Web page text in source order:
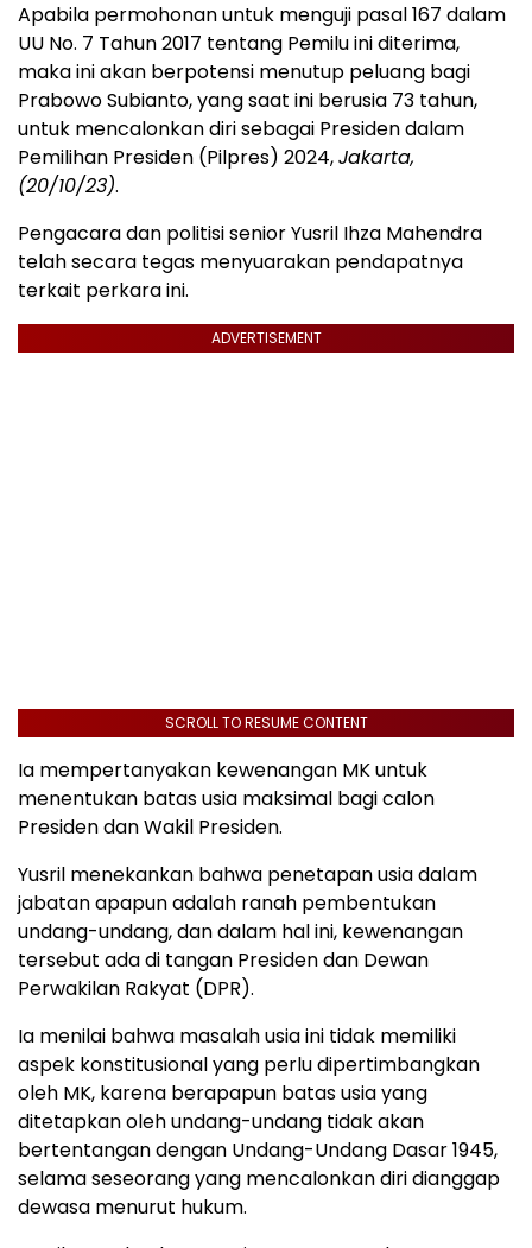
Apabila permohonan untuk menguji pasal 167 dalam
UU No. 7 Tahun 2017 tentang Pemilu ini diterima,
maka ini akan berpotensi menutup peluang bagi
Prabowo Subianto, yang saat ini berusia 73 tahun,
untuk mencalonkan diri sebagai Presiden dalam
Pemilihan Presiden (Pilpres) 2024,Jakarta,
(20/10/23).
Pengacara dan politisi senior Yusril Ihza Mahendra
telah secara tegas menyuarakan pendapatnya
terkait perkara ini.
ADVERTISEMENT
SCROLL TO RESUME CONTENT
Ia mempertanyakan kewenangan MK untuk
menentukan batas usia maksimal bagi calon
Presiden dan Wakil Presiden.
Yusril menekankan bahwa penetapan usia dalam
jabatan apapun adalah ranah pembentukan
undang-undang, dan dalam hal ini, kewenangan
tersebut ada di tangan Presiden dan Dewan
Perwakilan Rakyat (DPR).
Ia menilai bahwa masalah usia ini tidak memiliki
aspek konstitusional yang perlu dipertimbangkan
oleh MK, karena berapapun batas usia yang
ditetapkan oleh undang-undang tidak akan
bertentangan dengan Undang-Undang Dasar 1945,
selama seseorang yang mencalonkan diri dianggap
dewasa menurut hukum.